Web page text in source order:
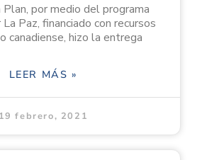
Plan, por medio del programa
Paz, financiado con recursos
canadiense, hizo la entrega
LEER MÁS »
19 febrero, 2021